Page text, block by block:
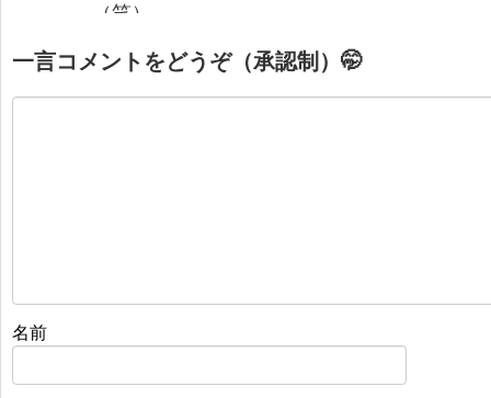
（笑）
一言コメントをどうぞ（承認制）🤭
名前